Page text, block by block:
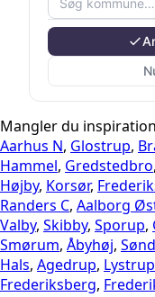
Kunst, kultur
Land-, skov-
Ledelse
Pædagog
Rengøring
Salg
Sundhed
Transport og
Mangler du
Aarhus N, Glostrup,
Hammel, Gredstedbro,
Højby, Korsør,
Randers C, Aalborg
Valby, Skibby, Sporup,
Smørum, Åbyhøj,
Hals, Agedrup, Lystrup
Frederiksberg,